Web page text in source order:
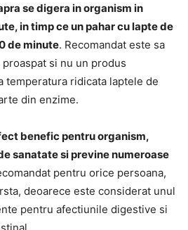
se digera in organism in
in timp ce un pahar cu lapte de
de minute. Recomandat este sa
si nu un produs
temperatura ridicata laptele de
din enzime.
benefic pentru organism,
sanatate si previne numeroase
pentru orice persoana,
deoarece este considerat unul
pentru afectiunile digestive si